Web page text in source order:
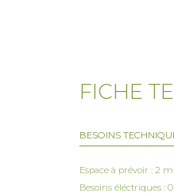
FICHE
BESOINS
Espace à prévoir : 2
Besoins éléctriques :